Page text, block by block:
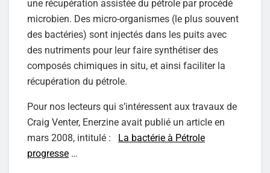
une récupération assistée du pétrole par procédé
microbien. Des micro-organismes (le plus souvent
des bactéries) sont injectés dans les puits avec
des nutriments pour leur faire synthétiser des
composés chimiques in situ, et ainsi faciliter la
récupération du pétrole.
Pour nos lecteurs qui s’intéressent aux travaux de
Craig Venter, Enerzine avait publié un article en
mars 2008, intitulé : La bactérie à Pétrole
progresse …